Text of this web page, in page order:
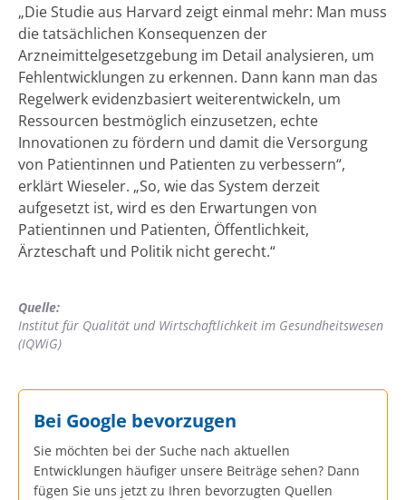
„Die Studie aus Harvard zeigt einmal mehr: Man muss
die tatsächlichen Konsequenzen der
Arzneimittelgesetzgebung im Detail analysieren, um
Fehlentwicklungen zu erkennen. Dann kann man das
Regelwerk evidenzbasiert weiterentwickeln, um
Ressourcen bestmöglich einzusetzen, echte
Innovationen zu fördern und damit die Versorgung
von Patientinnen und Patienten zu verbessern“,
erklärt Wieseler. „So, wie das System derzeit
aufgesetzt ist, wird es den Erwartungen von
Patientinnen und Patienten, Öffentlichkeit,
Ärzteschaft und Politik nicht gerecht.“
Quelle:
Institut für Qualität und Wirtschaftlichkeit im Gesundheitswesen
(IQWiG)
Bei Google bevorzugen
Sie möchten bei der Suche nach aktuellen
Entwicklungen häufiger unsere Beiträge sehen? Dann
fügen Sie uns jetzt zu Ihren bevorzugten Quellen